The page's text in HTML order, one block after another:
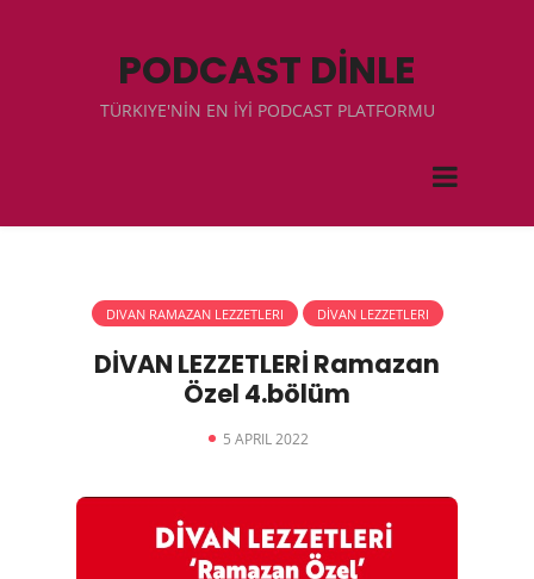
PODCAST DİNLE
TÜRKIYE'NİN EN İYİ PODCAST PLATFORMU
DIVAN RAMAZAN LEZZETLERI DİVAN LEZZETLERI
DİVAN LEZZETLERİ Ramazan
Özel 4.bölüm
5 APRIL 2022